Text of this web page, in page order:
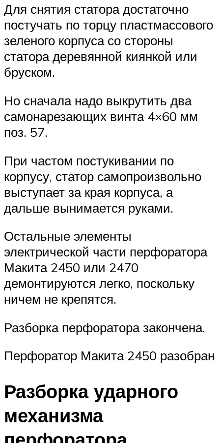
Для снятия статора достаточно
постучать по торцу пластмассового
зеленого корпуса со стороны
статора деревянной киянкой или
бруском.
Но сначала надо выкрутить два
самонарезающих винта 4×60 мм
поз. 57.
При частом постукивании по
корпусу, статор самопроизвольно
выступает за края корпуса, а
дальше вынимается руками.
Остальные элементы
электрической части перфоратора
Макита 2450 или 2470
демонтируются легко, поскольку
ничем не крепятся.
Разборка перфоратора закончена.
Перфоратор Макита 2450 разобран
Разборка ударного
механизма